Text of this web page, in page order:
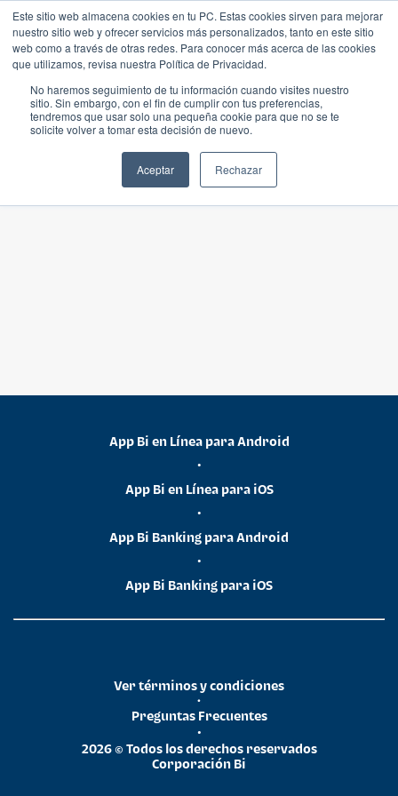
Este sitio web almacena cookies en tu PC. Estas cookies sirven para mejorar
nuestro sitio web y ofrecer servicios más personalizados, tanto en este sitio
web como a través de otras redes. Para conocer más acerca de las cookies
que utilizamos, revisa nuestra Política de Privacidad.
No haremos seguimiento de tu información cuando visites nuestro
sitio. Sin embargo, con el fin de cumplir con tus preferencias,
tendremos que usar solo una pequeña cookie para que no se te
solicite volver a tomar esta decisión de nuevo.
Aceptar Rechazar
App Bi en Línea para Android
•
App Bi en Línea para iOS
•
App Bi Banking para Android
•
App Bi Banking para iOS
2026 © Todos los derechos reservados
Corporación Bi
•
Preguntas Frecuentes
•
Ver términos y condiciones